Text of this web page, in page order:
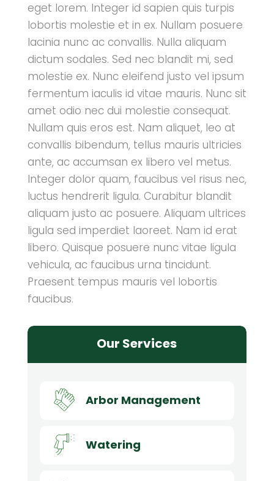
eget lorem. Integer id sapien quis turpis
lobortis molestie et in ex. Nullam posuere
lacinia nunc ac convallis. Nulla aliquam
dictum sodales. Sed nec blandit mi, sed
molestie ex. Nunc eleifend justo vel ipsum
fermentum iaculis id vitae mauris. Nunc sit
amet odio nec dui molestie consequat.
Nullam quis eros est. Nam aliquet, leo at
convallis bibendum, tellus mauris ultricies
ante, ac accumsan ex libero vel metus.
Integer dolor quam, faucibus vel risus nec,
luctus hendrerit ligula. Curabitur blandit
aliquam justo ac posuere. Aliquam ultrices
ligula sed imperdiet laoreet. Nam id erat
libero. Quisque posuere nunc vitae ligula
vehicula, ac faucibus urna tincidunt.
Praesent tempus mauris vel lobortis
faucibus.
Our Services
Arbor Management
Watering